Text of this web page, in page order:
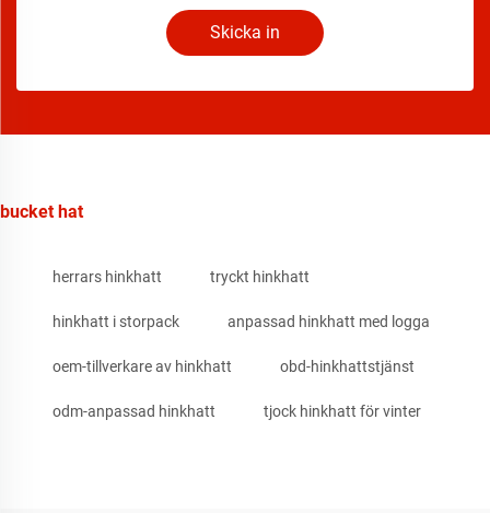
Skicka in
bucket hat
herrars hinkhatt tryckt hinkhatt
hinkhatt i storpack anpassad hinkhatt med logga
oem-tillverkare av hinkhatt obd-hinkhattstjänst
odm-anpassad hinkhatt tjock hinkhatt för vinter